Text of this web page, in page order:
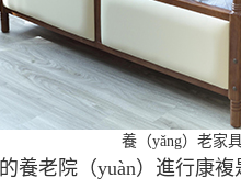
養（yǎng）老家
老院（yuàn）進行康複